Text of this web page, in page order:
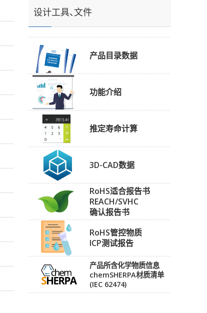
设计工具、文件
产品目录数据
功能介绍
推定寿命计算
3D-CAD数据
RoHS适合报告书
REACH/SVHC
确认报告书
RoHS管控物质
ICP测试报告
产品所含化学物质信息
chemSHERPA材质清单
(IEC 62474)